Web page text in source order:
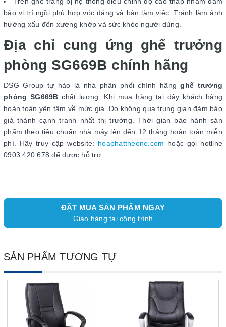
bảo vị trí ngồi phù hợp vóc dáng và bàn làm việc. Tránh làm ảnh
hưởng xấu đến xương khớp và sức khỏe người dùng.
Địa chỉ cung ứng ghế trưởng
phòng SG669B chính hãng
DSG Group tự hào là nhà phân phối chính hãngghế trưởng
phòng SG669B chất lượng. Khi mua hàng tại đây khách hàng
hoàn toàn yên tâm về mức giá. Do không qua trung gian đảm bảo
giá thành cạnh tranh nhất thị trường. Thời gian bảo hành sản
phẩm theo tiêu chuẩn nhà máy lên đến 12 tháng hoàn toàn miễn
phí. Hãy truy cập website: hoaphattheone.com hoặc gọi hotline
0903.420.678 để được hỗ trợ.
ĐẶT MUA SẢN PHẨM NGAY
Giao hàng tại công trình
SẢN PHẨM TƯƠNG TỰ